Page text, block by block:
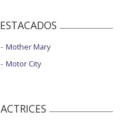
Mother Mary
Motor City